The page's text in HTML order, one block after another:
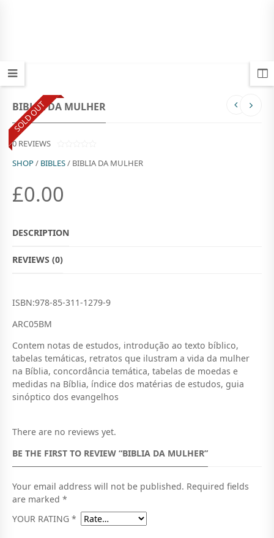
SOLD OUT
BIBLIA DA MULHER
0 REVIEWS
O
O
F
5
SHOP/ BIBLES/ BIBLIA DA MULHER
£0.00
DESCRIPTION
REVIEWS (0)
ISBN:978-85-311-1279-9
ARC05BM
Contem notas de estudos, introdução ao texto bíblico,
tabelas temáticas, retratos que ilustram a vida da mulher
na Bíblia, concordância temática, tabelas de moedas e
medidas na Bíblia, índice dos matérias de estudos, guia
sinóptico dos evangelhos
There are no reviews yet.
BE THE FIRST TO REVIEW “BIBLIA DA MULHER”
Your email address will not be published. Required fields
are marked *
YOUR RATING *